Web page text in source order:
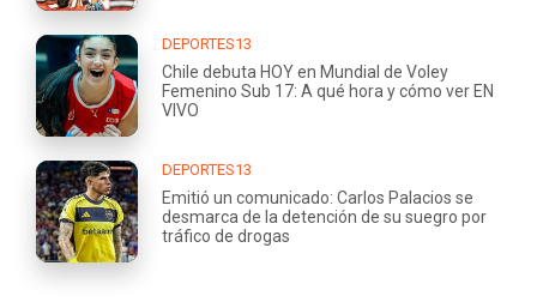
DEPORTES13
Chile debuta HOY en Mundial de Voley
Femenino Sub 17: A qué hora y cómo ver EN
VIVO
DEPORTES13
Emitió un comunicado: Carlos Palacios se
desmarca de la detención de su suegro por
tráfico de drogas